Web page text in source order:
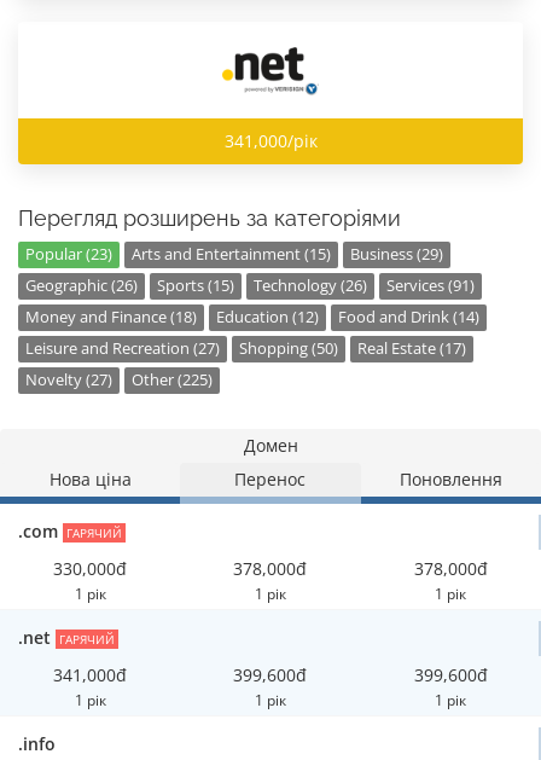
341,000/рік
Перегляд розширень за категоріями
Popular (23) Arts and Entertainment (15)
Business (29)
Geographic (26)
Sports (15) Technology (26)
Services (91)
Money and Finance (18)
Education (12)
Food and Drink (14)
Leisure and Recreation (27)
Shopping (50)
Real Estate (17)
Novelty (27)
Other (225)
Домен
Нова ціна
Перенос Поновлення
.com ГАРЯЧИЙ
330,000đ
1 рік
378,000đ
1 рік
378,000đ
1 рік
.net ГАРЯЧИЙ
341,000đ
1 рік
399,600đ
1 рік
399,600đ
1 рік
.info